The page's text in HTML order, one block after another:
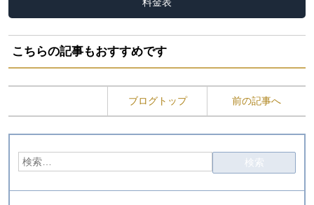
料金表
こちらの記事もおすすめです
ブログトップ 前の記事へ